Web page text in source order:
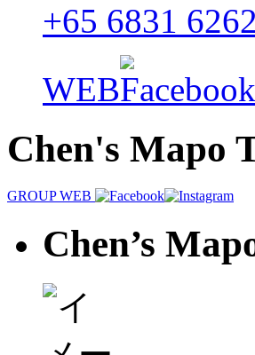
+65 6831 6262
WEB
Chen's Mapo
GROUP WEB
Chen’s